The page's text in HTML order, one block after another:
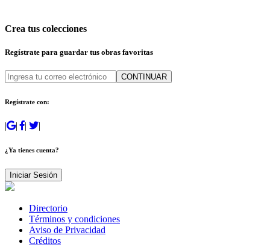
Crea tus colecciones
Regístrate para guardar tus obras favoritas
CONTINUAR
Regístrate con:
| | | |
¿Ya tienes cuenta?
Iniciar Sesión
Directorio
Términos y condiciones
Aviso de Privacidad
Créditos